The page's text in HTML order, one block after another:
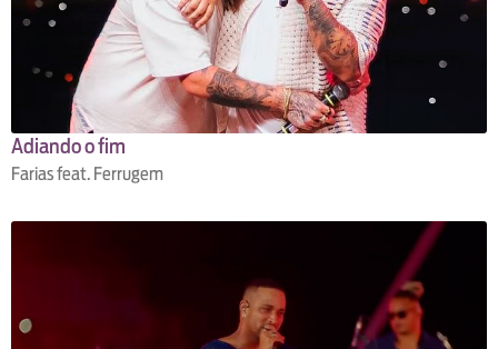
Adiando o fim
Farias feat. Ferrugem